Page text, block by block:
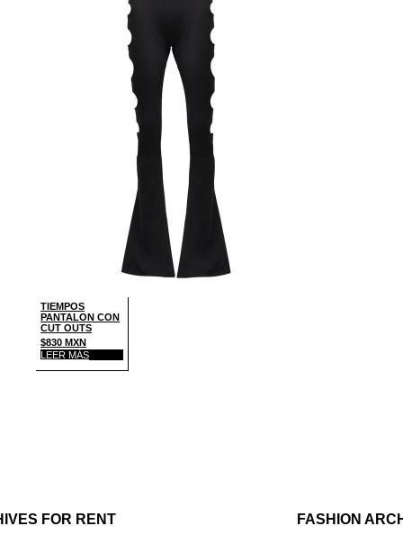
TIEMPOS
PANTALON CON
CUT OUTS
$830 MXN
LEER MÁS
FOR RENT FASHION